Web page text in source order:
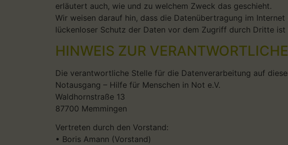
erläutert auch, wie und zu welchem Zweck das geschieht.
Wir weisen darauf hin, dass die Datenübertragung im
lückenloser Schutz der Daten vor dem Zugriff durch Dritte
HINWEIS ZUR
Die verantwortliche Stelle für die Datenverarbeitung auf
Notausgang – Hilfe für Menschen in Not e.V.
Waldhornstraße 13
87700 Memmingen
Vertreten durch den Vorstand:
• Boris Amann (Vorstand)